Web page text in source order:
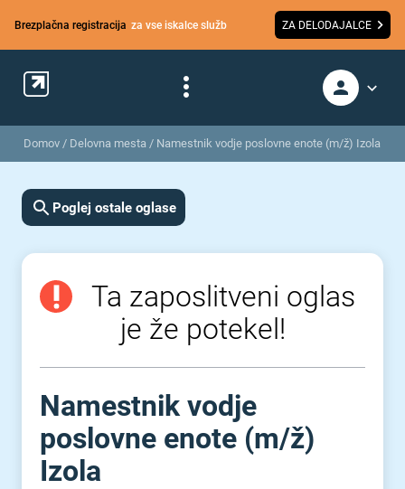
Brezplačna registracija za vse iskalce služb ZA DELODAJALCE
Domov / Delovna mesta / Namestnik vodje poslovne enote (m/ž) Izola
Poglej ostale oglase
Ta zaposlitveni oglas
je že potekel!
Namestnik vodje
poslovne enote (m⁠/⁠ž)
Izola